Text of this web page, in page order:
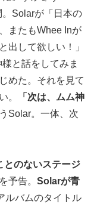
。Solarが「日本の
またもWhee Inが
出して欲しい！」
と話をしてみま
めた。それを見て
。
「次は、ムム神
Solar。一体、次
とのないステージ
予告。 Solarが青
ルバムのタイトル